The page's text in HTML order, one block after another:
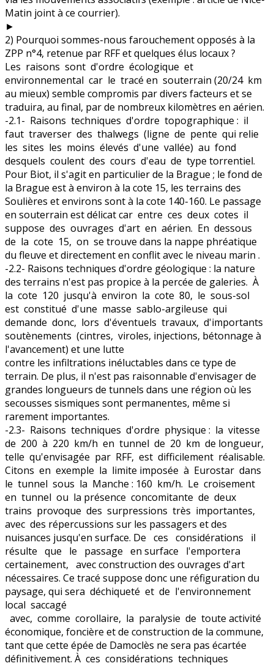
Matin joint à ce courrier).
►
2) Pourquoi sommes-nous farouchement opposés à la
ZPP n°4, retenue par RFF et quelques élus locaux ?
Les raisons sont d'ordre écologique et
environnemental car le tracé en souterrain (20/24 km
au mieux) semble compromis par divers facteurs et se
traduira, au final, par de nombreux kilomètres en aérien.
-2.1- Raisons techniques d'ordre topographique : il
faut traverser des thalwegs (ligne de pente qui relie
les sites les moins élevés d'une vallée) au fond
desquels coulent des cours d'eau de type torrentiel.
Pour Biot, il s'agit en particulier de la Brague ; le fond de
la Brague est à environ à la cote 15, les terrains des
Soulières et environs sont à la cote 140-160. Le passage
en souterrain est délicat car entre ces deux cotes il
suppose des ouvrages d'art en aérien. En dessous
de la cote 15, on se trouve dans la nappe phréatique
du fleuve et directement en conflit avec le niveau marin .
-2.2- Raisons techniques d'ordre géologique : la nature
des terrains n'est pas propice à la percée de galeries. À
la cote 120 jusqu'à environ la cote 80, le sous-sol
est constitué d'une masse sablo-argileuse qui
demande donc, lors d'éventuels travaux, d'importants
soutènements (cintres, viroles, injections, bétonnage à
l'avancement) et une lutte
contre les infiltrations inéluctables dans ce type de
terrain. De plus, il n'est pas raisonnable d'envisager de
grandes longueurs de tunnels dans une région où les
secousses sismiques sont permanentes, même si
rarement importantes.
-2.3- Raisons techniques d'ordre physique : la vitesse
de 200 à 220 km/h en tunnel de 20 km de longueur,
telle qu'envisagée par RFF, est difficilement réalisable.
Citons en exemple la limite imposée à Eurostar dans
le tunnel sous la Manche : 160 km/h. Le croisement
en tunnel ou la présence concomitante de deux
trains provoque des surpressions très importantes,
avec des répercussions sur les passagers et des
nuisances jusqu'en surface. De ces considérations il
résulte que le passage en surface l'emportera
certainement, avec construction des ouvrages d'art
nécessaires. Ce tracé suppose donc une réfiguration du
paysage, qui sera déchiqueté et de l'environnement
local saccagé
avec, comme corollaire, la paralysie de toute activité
économique, foncière et de construction de la commune,
tant que cette épée de Damoclès ne sera pas écartée
définitivement. À ces considérations techniques